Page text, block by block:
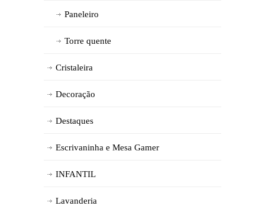
Paneleiro
Torre quente
Cristaleira
Decoração
Destaques
Escrivaninha e Mesa Gamer
INFANTIL
Lavanderia